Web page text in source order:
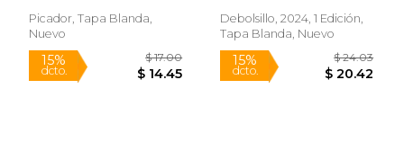
50%
dcto.
15%
dcto. $
Picador, Tapa Blanda,
Nuevo
Debolsillo, 2024, 1 Edición,
Tapa Blanda, Nuevo